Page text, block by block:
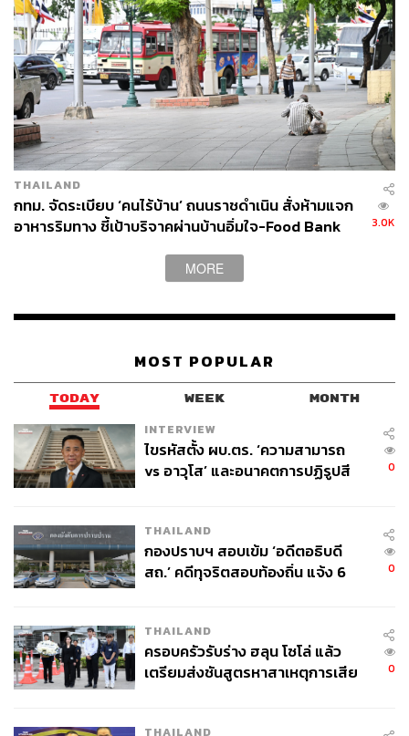
อ่อนนุชให้เป็นพื้นที่สีเขียวในอนาคต โดยพัฒนาเป็นสวนป่า
ขนาด 200 ไร่ เพื่อคืนพื้นที่คุณภาพชีวิตให้ประชาชน
“ในอนาคตภาพรวมการฝังกลบของเราจะเหลืออยู่แค่
ประมาณ 30% เพราะการฝังกลบไม่เป็นมิตรกับสิ่งแวดล้อม
ส่วนที่อ่อนนุชซึ่งเคยมีปัญหาเรื่องกลิ่นจากโรงหมักปุ๋ย 2 โรง
ขนาด 1,600 ตันนั้น สัญญาทั้งหมดจะสิ้นสุดลงภายในปีหน้า
และจะเปลี่ยนระบบให้เป็นระบบปิดทั้งหมด” ชัชชาติกล่าว
สำหรับพื้นที่หนองแขม ซึ่งเป็นจุดสำคัญของระบบกำจัดขยะ
กทม. ปัจจุบันโรงกำจัดขยะหนองแขมมีระบบฝังกลบ 3,000
ตัน เตาเผา 300 ตัน และระบบคัดแยกปลายทาง 1,000 ตัน
โดยในอนาคตจะเพิ่มเตาเผาอีก 1,000 ตัน เพื่อทดแทนการฝัง
กรุงเทพฯ
“ที่ผ่านมาเราลงมาตรวจสอบและปรับปรุงคุณภาพโรงขยะ
หนองแขมอย่างต่อเนื่อง โดยอดีตท่านรองผู้ว่าฯ กทม. จักก
พันธุ์ ผิวงาม ลงพื้นที่ถึง 26 ครั้ง ส่วนผมลงมา 5 ครั้ง มีการติด
ตั้งปล่องกรองกลิ่นเพิ่มเติมเพื่อบรรเทาความเดือดร้อนของ
ประชาชน และตรวจสอบจนพบว่าสถานการณ์เรื่องกลิ่นใน
ภาพรวมดีขึ้นอย่างชัดเจน” ชัชชาติกล่าว
เลือกตั้งผู้ว่าฯ กทม
ผู้ว่าราชการกรุงเทพมหานคร
Traffy Fondue
เลือกตั้งผู้ว่าฯ กทม. 2569
ชัชชาติ สิทธิพันธุ์
THAILAND
กทม. จัดระเบียบ ‘คนไร้บ้าน’ ถนนราชดำเนิน สั่งห้ามแจก
อาหารริมทาง ชี้เป้าบริจาคผ่านบ้านอิ่มใจ-Food Bank
3.0K
MORE
MOST POPULAR
TODAY WEEK MONTH
INTERVIEW
ไขรหัสตั้ง ผบ.ตร. ‘ความสามารถ
vs อาวุโส’ และอนาคตการปฏิรูปสี
0
THAILAND
กองปราบฯ สอบเข้ม ‘อดีตอธิบดี
สถ.’ คดีทุจริตสอบท้องถิ่น แจ้ง 6
0
THAILAND
ครอบครัวรับร่าง ฮลุน โซโล่ แล้ว
เตรียมส่งชันสูตรหาสาเหตุการเสีย
0
THAILAND